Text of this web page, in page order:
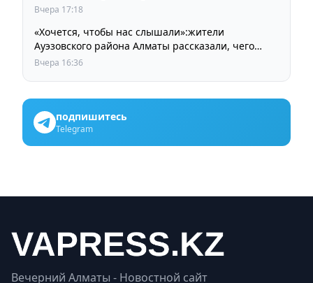
Вчера 17:18
«Хочется, чтобы нас слышали»:жители
Ауэзовского района Алматы рассказали, чего
ждут от выборов депутатов Курултая
Вчера 16:36
подпишитесь
Telegram
Вечерний Алматы - Новостной сайт